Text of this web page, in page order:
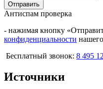
Отправить
Антиспам проверка
- нажимая кнопку
конфиденциальности
Бесплатный звонок: ‪8 495
Источники